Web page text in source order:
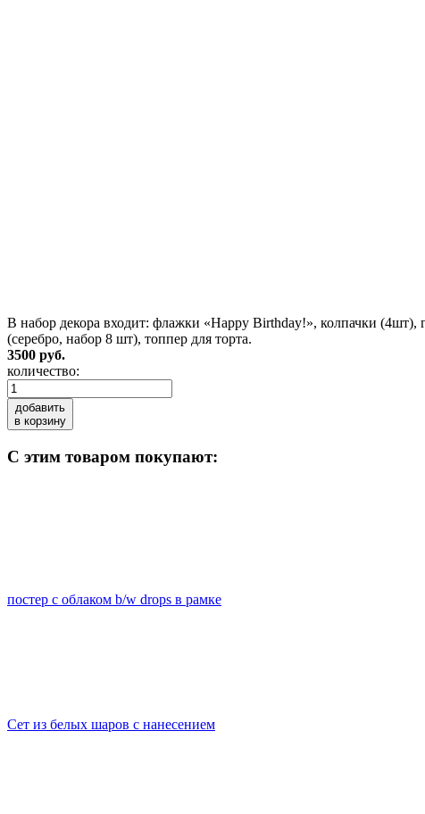
В набор декора входит: флажки «Happy Birthday!», колпачки
(серебро, набор 8 шт), топпер для торта.
3500 руб.
количество:
добавить
в корзину
C этим товаром покупают:
постер с облаком b/w drops в рамке
Сет из белых шаров с нанесением